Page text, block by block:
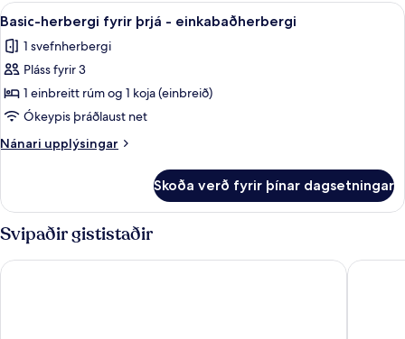
Skoða
allar
myndir
fyrir
Basic-
herbergi
fyrir
þrjá
einkabaðherbergi
Basic-herbergi fyrir þrjá -
4
Basic-herbergi fyrir þrjá - einkabaðherbergi
1 svefnherbergi
Pláss fyrir 3
1 einbreitt rúm og 1 koja (einbreið)
Ókeypis þráðlaust net
Nánari upplýsingar
Nánari
herbergi
fyrir
þrjá
einkabaðherbergi
Skoða verð fyrir þínar dagsetningar
Svipaðir gististaðir
Hótel Sveinbjarnargerði